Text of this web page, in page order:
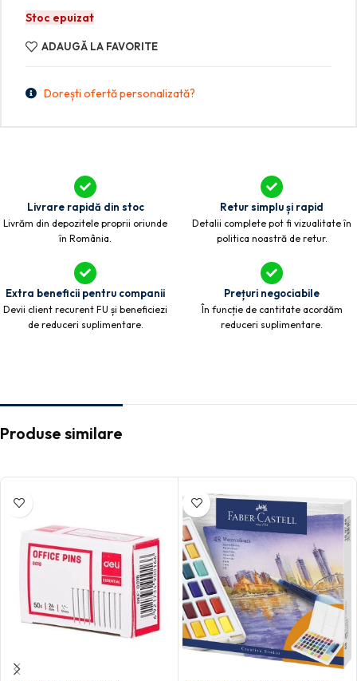
Stoc epuizat
ADAUGĂ LA FAVORITE
Dorești ofertă personalizată?
Livrare rapidă din stoc
Livrăm din depozitele proprii oriunde
în România.
Retur simplu și rapid
Detalii complete pot fi vizualitate în
politica noastră de retur.
Extra beneficii pentru companii
Devii client recurent FU și beneficiezi
de reduceri suplimentare.
Prețuri negociabile
În funcție de cantitate acordăm
reduceri suplimentare.
Produse similare